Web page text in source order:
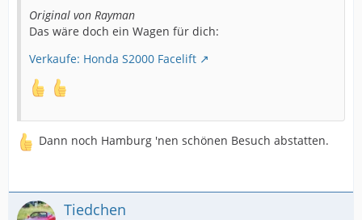
Original von Rayman
Das wäre doch ein Wagen für dich:
Verkaufe: Honda S2000 Facelift
Dann noch Hamburg 'nen schönen Besuch abstatten.
Tiedchen